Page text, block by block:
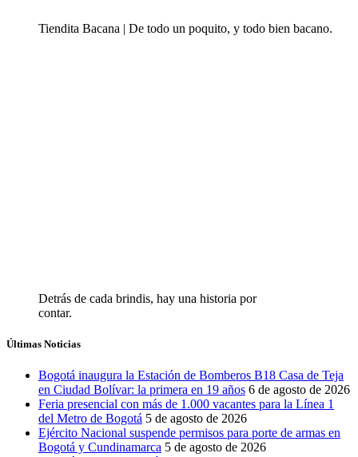
Tiendita Bacana | De todo un poquito, y todo bien bacano.
Detrás de cada brindis, hay una historia por
contar.
Últimas Noticias
Bogotá inaugura la Estación de Bomberos B18 Casa de Teja
en Ciudad Bolívar: la primera en 19 años 6 de agosto de 2026
Feria presencial con más de 1.000 vacantes para la Línea 1
del Metro de Bogotá 5 de agosto de 2026
Ejército Nacional suspende permisos para porte de armas en
Bogotá y Cundinamarca 5 de agosto de 2026